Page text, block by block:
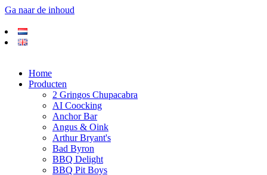
Ga naar de inhoud
Home
Producten
2 Gringos Chupacabra
AI Coocking
Anchor Bar
Angus & Oink
Arthur Bryant's
Bad Byron
BBQ Delight
BBQ Pit Boys